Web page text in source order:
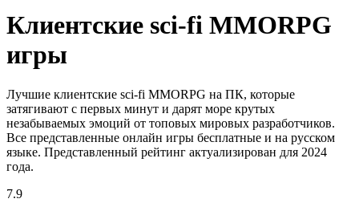
Клиентские sci-fi MMORPG
игры
Лучшие клиентские sci-fi MMORPG на ПК, которые
затягивают с первых минут и дарят море крутых
незабываемых эмоций от топовых мировых разработчиков.
Все представленные онлайн игры бесплатные и на русском
языке. Представленный рейтинг актуализирован для 2024
года.
7.9